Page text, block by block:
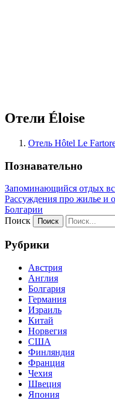
Отели Éloise
Отель Hôtel Le
Познавательно
Запоминающийся отдых
Рассуждения про жилье и
Болгарии
Поиск
Рубрики
Австрия
Англия
Болгария
Германия
Израиль
Китай
Норвегия
США
Финляндия
Франция
Чехия
Швеция
Япония